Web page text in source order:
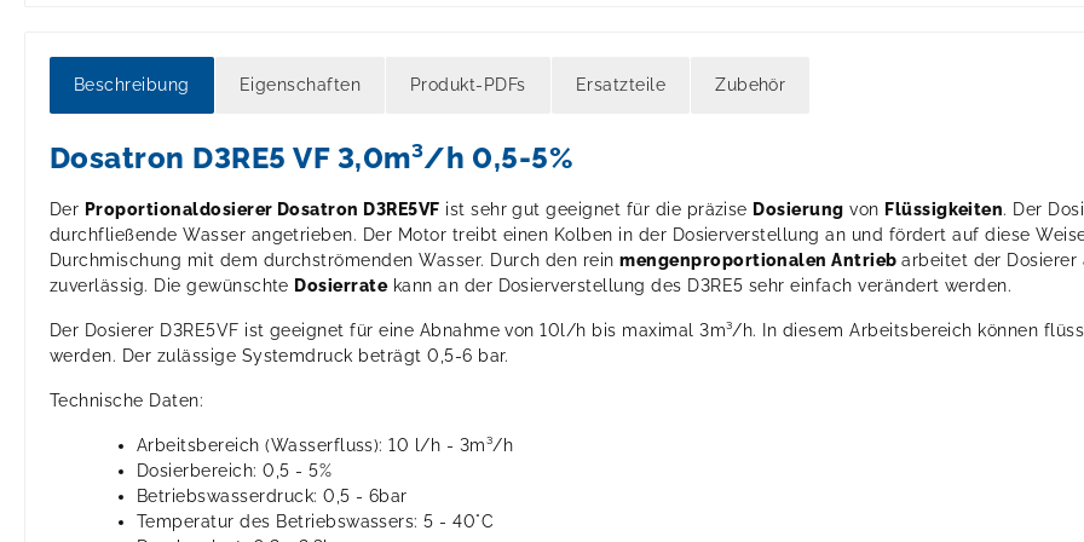
Beschreibung Eigenschaften Produkt-PDFs Ersatzteile Zubehör
Dosatron D3RE5 VF 3,0m³/h 0,5-5%
Der Proportionaldosierer Dosatron D3RE5VF ist sehr gut geeignet für die präzise Dosierung von Flüssigkeiten. Der
durchfließende Wasser angetrieben. Der Motor treibt einen Kolben in der Dosierverstellung an und fördert auf diese
Durchmischung mit dem durchströmenden Wasser. Durch den reinmengenproportionalen Antriebarbeitet der Dosierer
zuverlässig. Die gewünschte Dosierratekann an der Dosierverstellung des D3RE5 sehr einfach verändert werden.
Der Dosierer D3RE5VF ist geeignet für eine Abnahme von 10l/h bis maximal 3m³/h. In diesem Arbeitsbereich können
werden. Der zulässige Systemdruck beträgt 0,5-6 bar.
Technische Daten:
Arbeitsbereich (Wasserfluss): 10 l/h - 3m³/h
Dosierbereich: 0,5 - 5%
Betriebswasserdruck: 0,5 - 6bar
Temperatur des Betriebswassers: 5 - 40°C